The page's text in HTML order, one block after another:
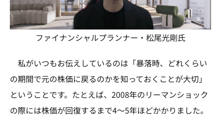
ファイナンシャルプランナー・松尾光剛氏
私がいつもお伝えしているのは「暴落時、どれくらい
の期間で元の株価に戻るのかを知っておくことが大切」
ということです。たとえば、2008年のリーマンショック
の際には株価が回復するまで4～5年ほどかかりました。